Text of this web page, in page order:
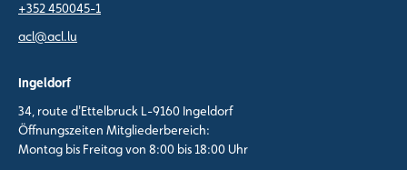
+352 450045-1
acl@acl.lu
Ingeldorf
34, route d'Ettelbruck L-9160 Ingeldorf
Öffnungszeiten Mitgliederbereich:
Montag bis Freitag von 8:00 bis 18:00 Uhr